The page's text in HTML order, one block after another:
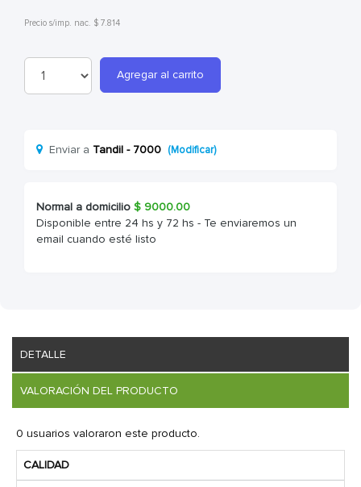
Precio s/imp. nac. $ 7.814
Agregar al carrito
Enviar a Tandil - 7000 (Modificar)
Normal a domicilio $ 9000.00
Disponible entre 24 hs y 72 hs - Te enviaremos un
email cuando esté listo
DETALLE
VALORACIÓN DEL PRODUCTO
0 usuarios valoraron este producto.
CALIDAD